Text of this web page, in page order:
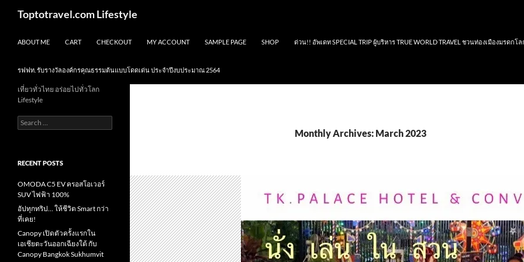
Toptotravel.com Lifestyle
ABOUT ME CART CHECKOUT MY ACCOUNT SAMPLE PAGE SHOP ด่วน!! อัพเดท SPECIAL TRIP ผู้บริหาร TRUE WORLD TRAVEL ชวนท่องเมืองมรดกโล
รฟฟท. รับรางวัลองค์กรคุณธรรมต้นแบบโดดเด่น ประจำปีงบประมาณ 2564
Monthly Archives: March 2023
เที่ยวทั่วไทย อร่อยไปทั่วโลก
Lifestyle
Search
for:
RECENT POSTS
OMODA C5 EV ครอสโอเวอร์
SUV ไฟฟ้า 100%
อัปทุกทริป… ให้ชีวิต Smart กว่า
ที่เคย!
Canopy เปิดตัวครั้งแรกใน
เอเชียตะวันออกเฉียงใต้ กับ
Canopy Bangkok Sukhumvit